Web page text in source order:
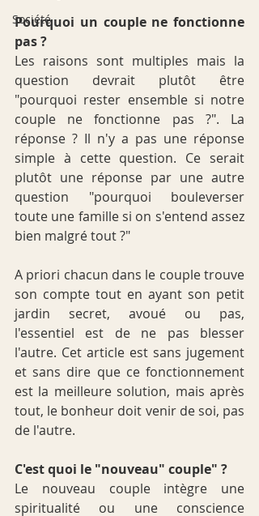
Société
Pourquoi un couple ne fonctionne
pas ?
Les raisons sont multiples mais la
question devrait plutôt être
"pourquoi rester ensemble si notre
couple ne fonctionne pas ?". La
réponse ? Il n'y a pas une réponse
simple à cette question. Ce serait
plutôt une réponse par une autre
question "pourquoi bouleverser
toute une famille si on s'entend assez
bien malgré tout ?"
A priori chacun dans le couple trouve
son compte tout en ayant son petit
jardin secret, avoué ou pas,
l'essentiel est de ne pas blesser
l'autre. Cet article est sans jugement
et sans dire que ce fonctionnement
est la meilleure solution, mais après
tout, le bonheur doit venir de soi, pas
de l'autre.
C'est quoi le "nouveau" couple" ?
Le nouveau couple intègre une
spiritualité ou une conscience